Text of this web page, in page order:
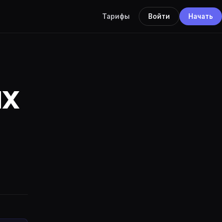
Тарифы Войти Начать